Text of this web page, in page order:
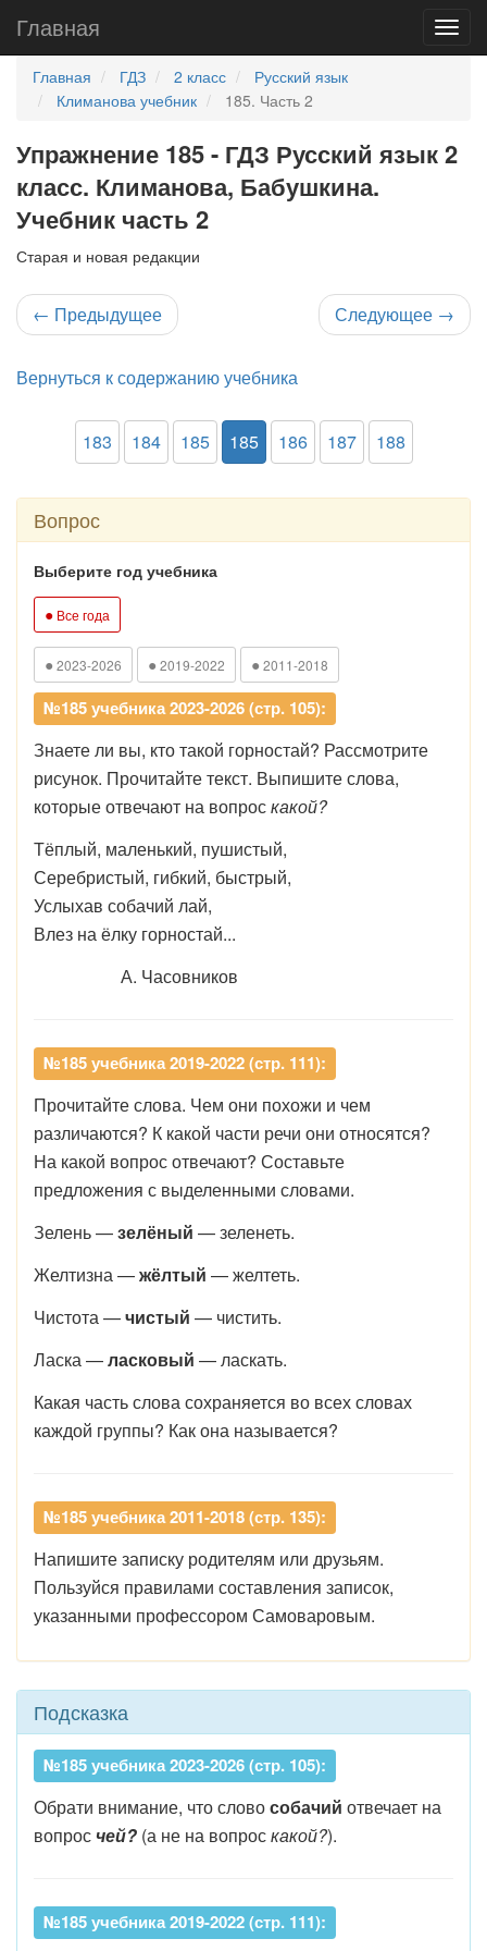
Главная
Главная ГДЗ 2 класс
Русский язык
Климанова учебник
185. Часть 2
Упражнение 185 - ГДЗ Русский язык 2
класс. Климанова, Бабушкина.
Учебник часть 2
Старая и новая редакции
← Предыдущее Следующее →
Вернуться к содержанию учебника
183 184 185 185 186 187 188
Вопрос
Выберите год учебника
● Все года
● 2023-2026 ● 2019-2022 ● 2011-2018
№185 учебника 2023-2026 (стр. 105):
Знаете ли вы, кто такой горностай? Рассмотрите
рисунок. Прочитайте текст. Выпишите слова,
которые отвечают на вопроскакой?
Тёплый, маленький, пушистый,
Серебристый, гибкий, быстрый,
Услыхав собачий лай,
Влез на ёлку горностай...
А. Часовников
№185 учебника 2019-2022 (стр. 111):
Прочитайте слова. Чем они похожи и чем
различаются? К какой части речи они относятся?
На какой вопрос отвечают? Составьте
предложения с выделенными словами.
Зелень —зелёный — зеленеть.
Желтизна —жёлтый — желтеть.
Чистота —чистый — чистить.
Ласка —ласковый — ласкать.
Какая часть слова сохраняется во всех словах
каждой группы? Как она называется?
№185 учебника 2011-2018 (стр. 135):
Напишите записку родителям или друзьям.
Пользуйся правилами составления записок,
указанными профессором Самоваровым.
Подсказка
№185 учебника 2023-2026 (стр. 105):
Обрати внимание, что словособачий отвечает на
вопросчей? (а не на вопроскакой?).
№185 учебника 2019-2022 (стр. 111):